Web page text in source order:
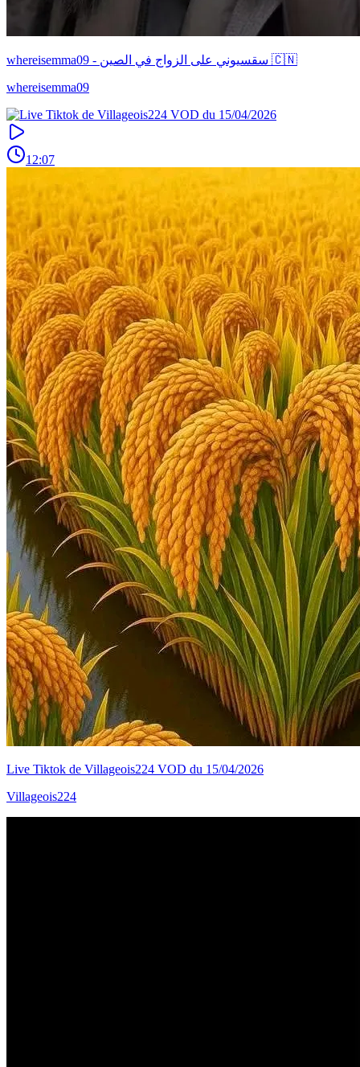
whereisemma09 - سقسيوني على الزواج في الصين 🇨🇳
whereisemma09
12:07
Live Tiktok de Villageois224 VOD du 15/04/2026
Villageois224